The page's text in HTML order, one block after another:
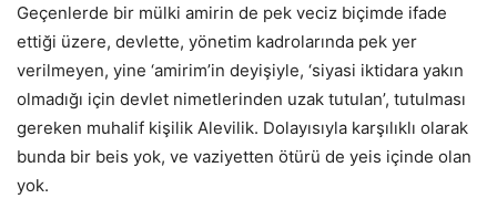
Geçenlerde bir mülki amirin de pek veciz biçimde ifade
ettiği üzere, devlette, yönetim kadrolarında pek yer
verilmeyen, yine ‘amirim’in deyişiyle, ‘siyasi iktidara yakın
olmadığı için devlet nimetlerinden uzak tutulan’, tutulması
gereken muhalif kişilik Alevilik. Dolayısıyla karşılıklı olarak
bunda bir beis yok, ve vaziyetten ötürü de yeis içinde olan
yok.